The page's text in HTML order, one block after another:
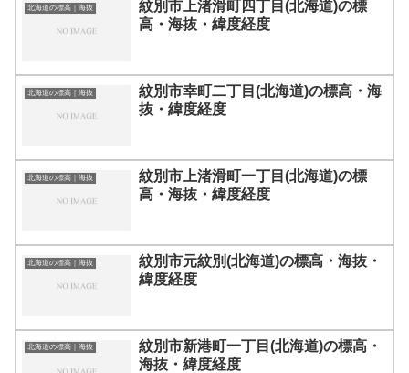
北海道の標高｜海抜
紋別市上渚滑町四丁目(北海道)の標
高・海抜・緯度経度
北海道の標高｜海抜
紋別市幸町二丁目(北海道)の標高・海
抜・緯度経度
北海道の標高｜海抜
紋別市上渚滑町一丁目(北海道)の標
高・海抜・緯度経度
北海道の標高｜海抜
紋別市元紋別(北海道)の標高・海抜・
緯度経度
北海道の標高｜海抜
紋別市新港町一丁目(北海道)の標高・
海抜・緯度経度